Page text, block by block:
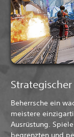
Beherrsche ein
meistere
Ausrüstung.
begrenzten und